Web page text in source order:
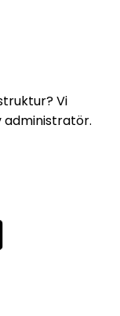
Vi
administratör.